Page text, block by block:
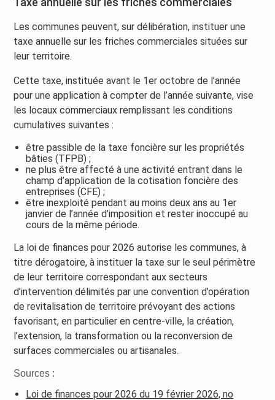
Les communes peuvent, sur délibération, instituer une
taxe annuelle sur les friches commerciales situées sur
leur territoire.
Cette taxe, instituée avant le 1er octobre de l’année
pour une application à compter de l’année suivante, vise
les locaux commerciaux remplissant les conditions
cumulatives suivantes :
être passible de la taxe foncière sur les propriétés
bâties (TFPB) ;
ne plus être affecté à une activité entrant dans le
champ d’application de la cotisation foncière des
entreprises (CFE) ;
être inexploité pendant au moins deux ans au 1er
janvier de l’année d’imposition et rester inoccupé au
cours de la même période.
La loi de finances pour 2026 autorise les communes, à
titre dérogatoire, à instituer la taxe sur le seul périmètre
de leur territoire correspondant aux secteurs
d’intervention délimités par une convention d’opération
de revitalisation de territoire prévoyant des actions
favorisant, en particulier en centre-ville, la création,
l’extension, la transformation ou la reconversion de
surfaces commerciales ou artisanales.
Sources :
Loi de finances pour 2026 du 19 février 2026, no